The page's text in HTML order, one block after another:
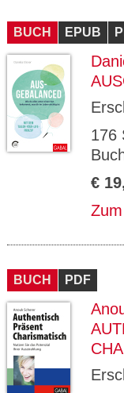
BUCH EPUB
176
€
BUCH PDF